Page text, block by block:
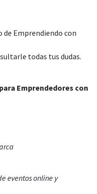
de Emprendiendo con
todas tus dudas.
Emprendedores con
eventos online y